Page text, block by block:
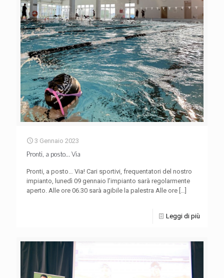
3 Gennaio 2023
Pronti, a posto… Via
Pronti, a posto… Via! Cari sportivi, frequentatori del nostro
impianto, lunedì 09 gennaio l’impianto sarà regolarmente
aperto. Alle ore 06.30 sarà agibile la palestra Alle ore […]
Leggi di più